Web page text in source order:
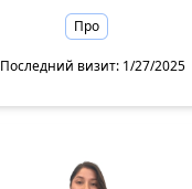
Про
Последний визит: 1/27/2025